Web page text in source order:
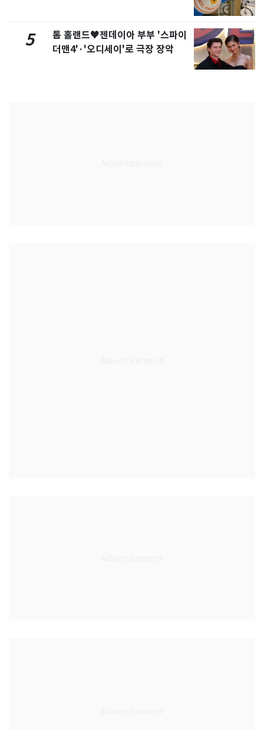
5
톰 홀랜드♥젠데이아 부부 '스파이
더맨4'·'오디세이'로 극장 장악